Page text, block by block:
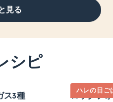
見る
シピ
ス3種
ハレの日ご
ロックフ